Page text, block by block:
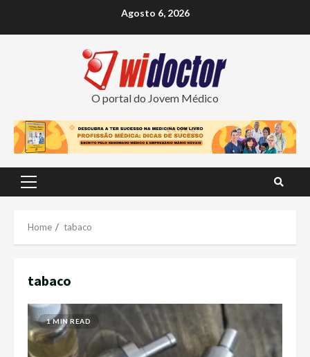
Agosto 6, 2026
O portal do Jovem Médico
Primary
Home tabaco
tabaco
1 MIN READ